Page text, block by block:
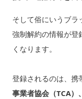
そして俗にいうブラ
強制解約の情報が登
くなります。
登録されるのは、携
事業者協会（TCA）